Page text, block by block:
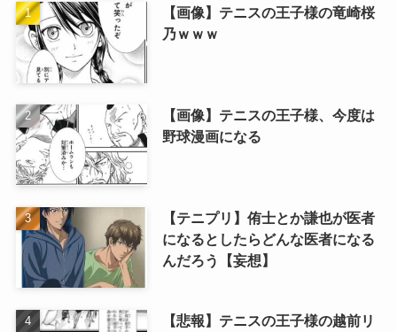
【画像】テニスの王子様の竜崎桜
乃ｗｗｗ
【画像】テニスの王子様、今度は
野球漫画になる
【テニプリ】侑士とか謙也が医者
になるとしたらどんな医者になる
んだろう【妄想】
【悲報】テニスの王子様の越前リ